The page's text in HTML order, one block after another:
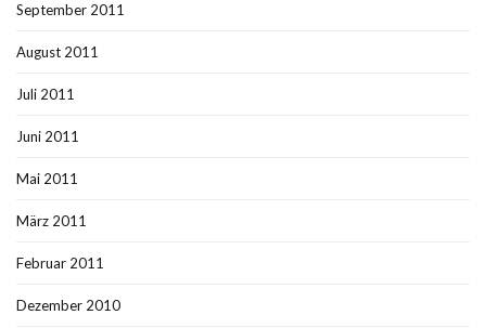
September 2011
August 2011
Juli 2011
Juni 2011
Mai 2011
März 2011
Februar 2011
Dezember 2010